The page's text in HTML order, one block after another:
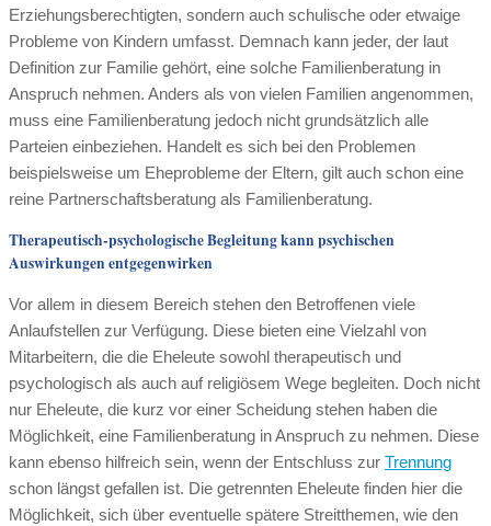
Erziehungsberechtigten, sondern auch schulische oder etwaige
Probleme von Kindern umfasst. Demnach kann jeder, der laut
Definition zur Familie gehört, eine solche Familienberatung in
Anspruch nehmen. Anders als von vielen Familien angenommen,
muss eine Familienberatung jedoch nicht grundsätzlich alle
Parteien einbeziehen. Handelt es sich bei den Problemen
beispielsweise um Eheprobleme der Eltern, gilt auch schon eine
reine Partnerschaftsberatung als Familienberatung.
Therapeutisch-psychologische Begleitung kann psychischen
Auswirkungen entgegenwirken
Vor allem in diesem Bereich stehen den Betroffenen viele
Anlaufstellen zur Verfügung. Diese bieten eine Vielzahl von
Mitarbeitern, die die Eheleute sowohl therapeutisch und
psychologisch als auch auf religiösem Wege begleiten. Doch nicht
nur Eheleute, die kurz vor einer Scheidung stehen haben die
Möglichkeit, eine Familienberatung in Anspruch zu nehmen. Diese
kann ebenso hilfreich sein, wenn der Entschluss zur Trennung
schon längst gefallen ist. Die getrennten Eheleute finden hier die
Möglichkeit, sich über eventuelle spätere Streitthemen, wie den